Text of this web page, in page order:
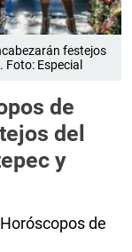
festejos
Foto: Especial
de
del
y
de